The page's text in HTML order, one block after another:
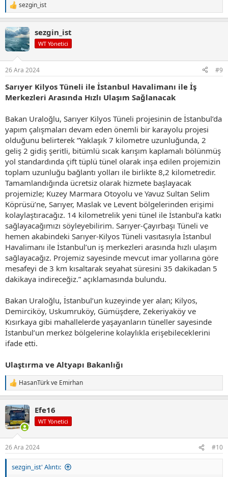
T
e
k
i
l
:
sezgin_ist
sezgin_ist
WT Yönetici
26 Ara 2024 #9
Sarıyer Kilyos Tüneli ile İstanbul Havalimanı ile İş
Merkezleri Arasında Hızlı Ulaşım Sağlanacak
Bakan Uraloğlu, Sarıyer Kilyos Tüneli projesinin de İstanbul’da
yapım çalışmaları devam eden önemli bir karayolu projesi
olduğunu belirterek “Yaklaşık 7 kilometre uzunluğunda, 2
geliş 2 gidiş şeritli, bitümlü sıcak karışım kaplamalı bölünmüş
yol standardında çift tüplü tünel olarak inşa edilen projemizin
toplam uzunluğu bağlantı yolları ile birlikte 8,2 kilometredir.
Tamamlandığında ücretsiz olarak hizmete başlayacak
projemizle; Kuzey Marmara Otoyolu ve Yavuz Sultan Selim
Köprüsü’ne, Sarıyer, Maslak ve Levent bölgelerinden erişimi
kolaylaştıracağız. 14 kilometrelik yeni tünel ile İstanbul’a katkı
sağlayacağımızı söyleyebilirim. Sarıyer-Çayırbaşı Tüneli ve
hemen akabindeki Sarıyer-Kilyos Tüneli vasıtasıyla İstanbul
Havalimanı ile İstanbul’un iş merkezleri arasında hızlı ulaşım
sağlayacağız. Projemiz sayesinde mevcut imar yollarına göre
mesafeyi de 3 km kısaltarak seyahat süresini 35 dakikadan 5
dakikaya indireceğiz.” açıklamasında bulundu.
Bakan Uraloğlu, İstanbul’un kuzeyinde yer alan; Kilyos,
Demirciköy, Uskumruköy, Gümüşdere, Zekeriyaköy ve
Kısırkaya gibi mahallelerde yaşayanların tüneller sayesinde
İstanbul’un merkez bölgelerine kolaylıkla erişebileceklerini
ifade etti.
Ulaştırma ve Altyapı Bakanlığı
T
e
k
i
l
:
HasanTürkve Emirhan
Efe16
WT Yönetici
26 Ara 2024 #10
sezgin_ist' Alıntı: